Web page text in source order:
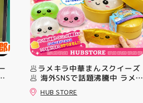
🥟ラメキラ中華まんスクイーズ
🥟 海外SNSで話題沸騰中 ラメキ
ラ中華まんスクイーズが新登
場！ キラキラグリッター素材が
HUB STORE